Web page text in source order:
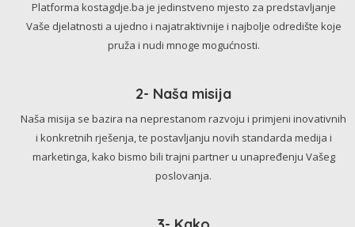
Platforma kostagdje.ba je jedinstveno mjesto za predstavljanje
Vaše djelatnosti a ujedno i najatraktivnije i najbolje odredište koje
pruža i nudi mnoge mogućnosti.
2- Naša misija
Naša misija se bazira na neprestanom razvoju i primjeni inovativnih
i konkretnih rješenja, te postavljanju novih standarda medija i
marketinga, kako bismo bili trajni partner u unapređenju Vašeg
poslovanja.